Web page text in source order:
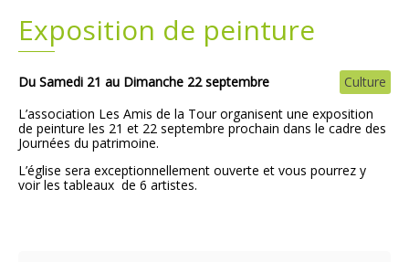
Exposition de peinture
Du Samedi 21 au Dimanche 22 septembre
Culture
L’association Les Amis de la Tour organisent une exposition
de peinture les 21 et 22 septembre prochain dans le cadre des
Journées du patrimoine.
L’église sera exceptionnellement ouverte et vous pourrez y
voir les tableaux de 6 artistes.
Plans
Demandes légales
Emploi
Marchés publics
Grands projets